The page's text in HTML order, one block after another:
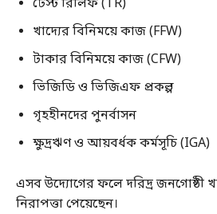
টেস্ট রিলিফ (TR)
খাদ্যের বিনিময়ে কাজ (FFW)
টাকার বিনিময়ে কাজ (CFW)
ভিজিডি ও ভিজিএফ প্রকল্প
গৃহহীনদের পুনর্বাসন
ক্ষুদ্রঋণ ও আয়বর্ধক কর্মসূচি (IGA)
এসব উদ্যোগের ফলে দরিদ্র জনগোষ্ঠী
নিরাপত্তা পেয়েছেন।